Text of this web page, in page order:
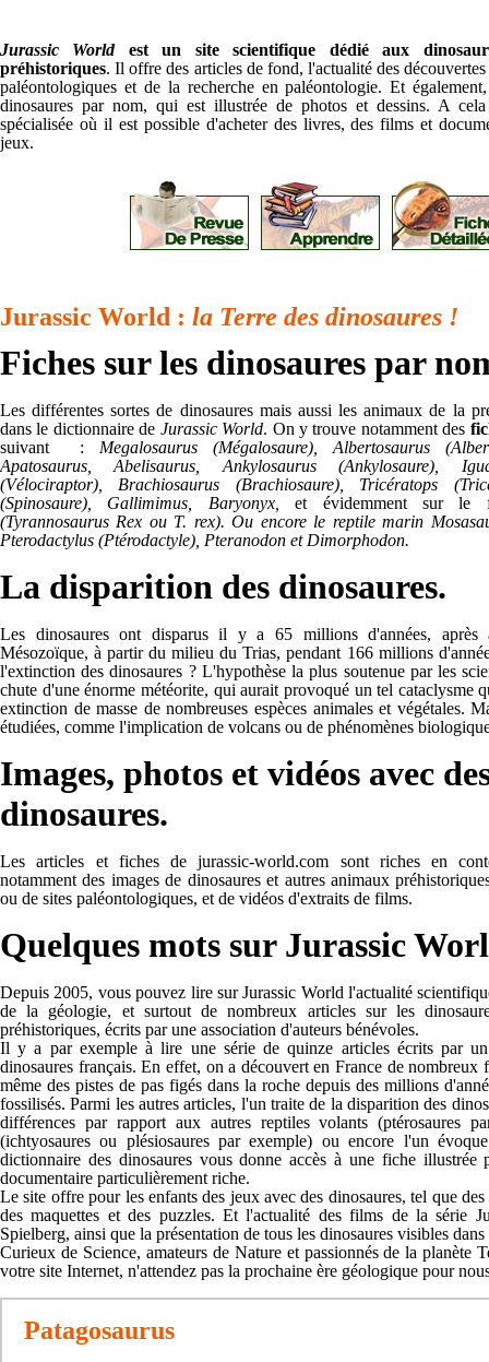
Jurassic Worldest un site scientifique dédié aux
préhistoriques. Il offre des articles de fond, l'actualité des
paléontologiques et de la recherche en paléontologie. Et
dinosaures par nom, qui est illustrée de photos et dessins. A
spécialisée où il est possible d'acheter des livres, des films et
jeux.
Jurassic World : la Terre des dinosaures !
Fiches sur les dinosaures par
Les différentes sortes de dinosaures mais aussi les animaux de la
dans le dictionnaire de Jurassic World. On y trouve notamment des
suivant : Megalosaurus (Mégalosaure), Albertosaurus
Apatosaurus, Abelisaurus, Ankylosaurus (Ankylosaure),
(Vélociraptor), Brachiosaurus (Brachiosaure), Tricératops
(Spinosaure), Gallimimus, Baryonyx,et évidemment sur le
(Tyrannosaurus Rex ou T. rex). Ou encore le reptile marin
Pterodactylus (Ptérodactyle), Pteranodon et Dimorphodon.
La disparition des dinosaures.
Les dinosaures ont disparus il y a 65 millions d'années, après
Mésozoïque, à partir du milieu du Trias, pendant 166 millions
l'extinction des dinosaures ? L'hypothèse la plus soutenue par les
chute d'une énorme météorite, qui aurait provoqué un tel cataclysme
extinction de masse de nombreuses espèces animales et végétales.
étudiées, comme l'implication de volcans ou de phénomènes
Images, photos et vidéos avec
dinosaures.
Les articles et fiches de jurassic-world.com sont riches en
notamment des images de dinosaures et autres animaux
ou de sites paléontologiques, et de vidéos d'extraits de films.
Quelques mots sur Jurassic
Depuis 2005, vous pouvez lire sur Jurassic World l'actualité
de la géologie, et surtout de nombreux articles sur les
préhistoriques, écrits par une association d'auteurs bénévoles.
Il y a par exemple à lire une série de quinze articles écrits par
dinosaures français. En effet, on a découvert en France de nombreux
même des pistes de pas figés dans la roche depuis des millions
fossilisés. Parmi les autres articles, l'un traite de la disparition des
différences par rapport aux autres reptiles volants (ptérosaures
(ichtyosaures ou plésiosaures par exemple) ou encore l'un
dictionnaire des dinosaures vous donne accès à une fiche illustrée
documentaire particulièrement riche.
Le site offre pour les enfants des jeux avec des dinosaures, tel que
des maquettes et des puzzles. Et l'actualité des films de la série
Spielberg, ainsi que la présentation de tous les dinosaures visibles
Curieux de Science, amateurs de Nature et passionnés de la planète
votre site Internet, n'attendez pas la prochaine ère géologique pour
Patagosaurus